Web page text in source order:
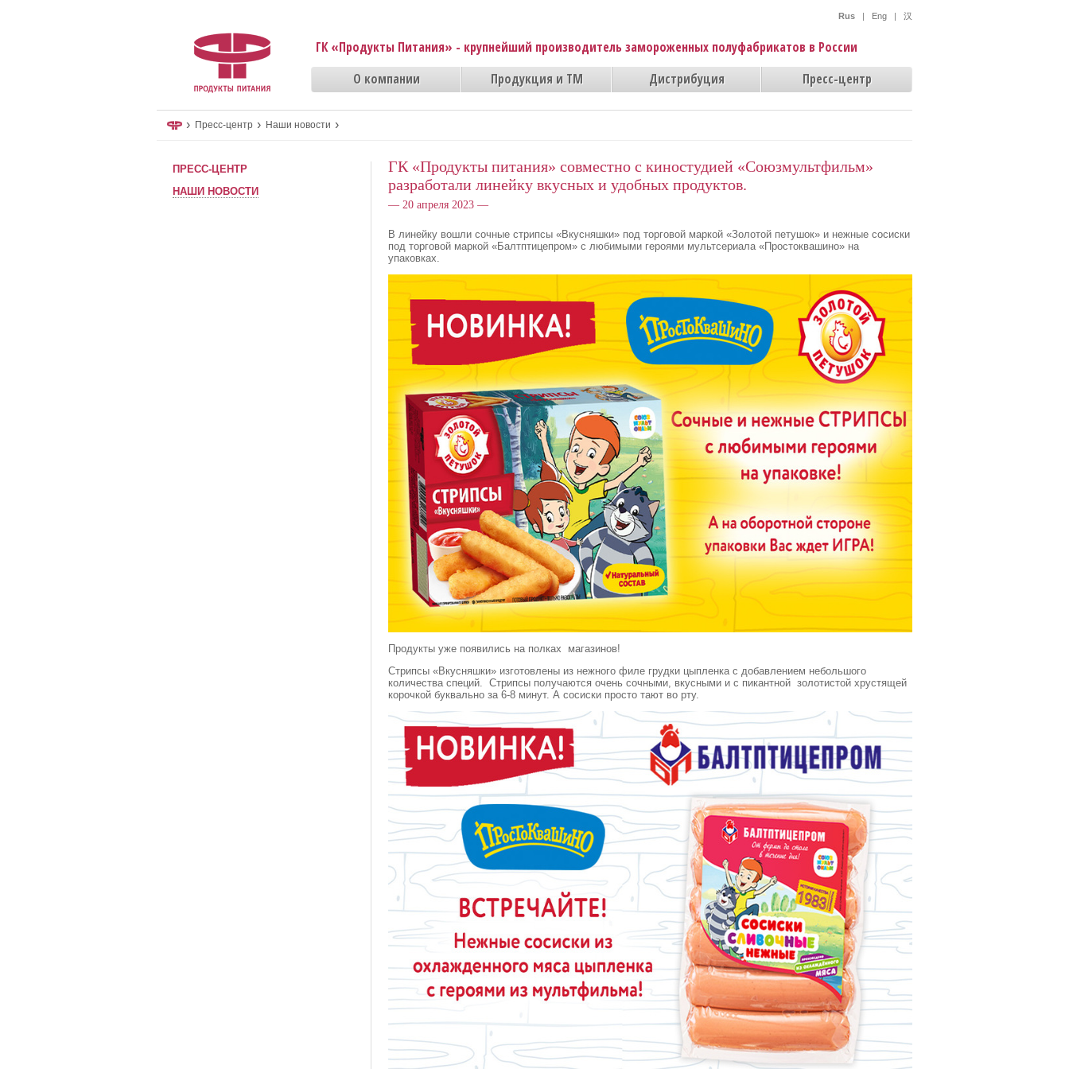
Rus | Eng | 汉
ГК «Продукты Питания» - крупнейший производитель замороженных полуфабрикатов в России
О компании
Продукция и ТМ Дистрибуция Пресс-центр
› Пресс-центр › Наши новости ›
ПРЕСС-ЦЕНТР
НАШИ НОВОСТИ
ГК «Продукты питания» совместно с киностудией «Союзмультфильм»
разработали линейку вкусных и удобных продуктов.
— 20 апреля 2023 —
В линейку вошли сочные стрипсы «Вкусняшки» под торговой маркой «Золотой петушок» и нежные сосиски
под торговой маркой «Балтптицепром» с любимыми героями мультсериала «Простоквашино» на
упаковках.
Продукты уже появились на полках магазинов!
Стрипсы «Вкусняшки» изготовлены из нежного филе грудки цыпленка с добавлением небольшого
количества специй. Стрипсы получаются очень сочными, вкусными и с пикантной золотистой хрустящей
корочкой буквально за 6-8 минут. А сосиски просто тают во рту.